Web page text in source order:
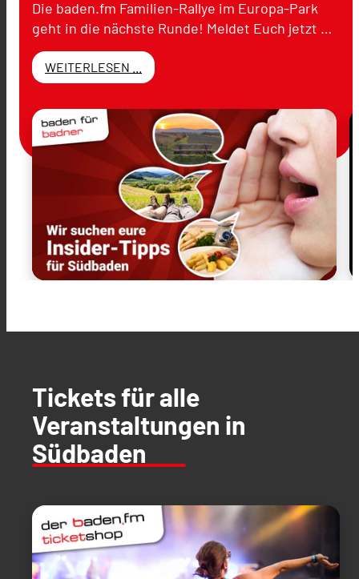
Die baden.fm Familien-Rallye im Europa-Park
geht in die nächste Runde! Meldet Euch jetzt …
WEITERLESEN ...
Tickets für alle
Veranstaltungen in
Südbaden